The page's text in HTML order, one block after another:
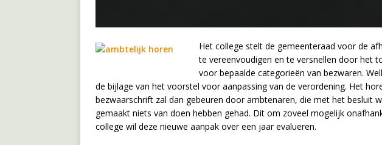
Het college stelt de gemeenteraad voor de
te vereenvoudigen en te versnellen door het
voor bepaalde categorieën van bezwaren.
de bijlage van het voorstel voor aanpassing van de verordening. Het
bezwaarschrift zal dan gebeuren door ambtenaren, die met het besluit
gemaakt niets van doen hebben gehad. Dit om zoveel mogelijk
college wil deze nieuwe aanpak over een jaar evalueren.